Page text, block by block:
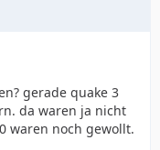
gerade quake 3
da waren ja nicht
waren noch gewollt.